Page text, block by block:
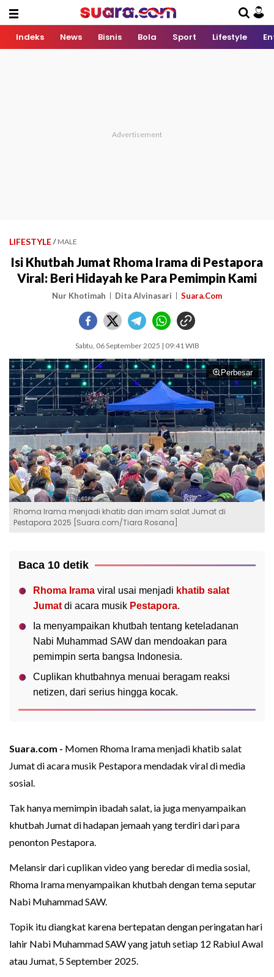
Indeks News Bisnis Bola Sport Lifestyle
LIFESTYLE / MALE
Isi Khutbah Jumat Rhoma Irama di Pestapora
Viral: Beri Hidayah ke Para Pemimpin Kami
Nur Khotimah Dita Alvinasari Suara.Com
Sabtu, 06 September 2025 | 09:41 WIB
Perbesar
Rhoma Irama menjadi khatib dan imam salat Jumat di
Pestapora 2025 [Suara.com/Tiara Rosana]
Baca 10 detik
Rhoma Irama viral usai menjadi khatib salat
Jumat di acara musik Pestapora.
Ia menyampaikan khutbah tentang keteladanan
Nabi Muhammad SAW dan mendoakan para
pemimpin serta bangsa Indonesia.
Cuplikan khutbahnya menuai beragam reaksi
netizen, dari serius hingga kocak.
Suara.com - Momen Rhoma Irama menjadi khatib salat
Jumat di acara musik Pestapora mendadak viral di media
sosial.
Tak hanya memimpin ibadah salat, ia juga menyampaikan
khutbah Jumat di hadapan jemaah yang terdiri dari para
penonton Pestapora.
Melansir dari cuplikan video yang beredar di media sosial,
Rhoma Irama menyampaikan khutbah dengan tema seputar
Nabi Muhammad SAW.
Topik itu diangkat karena bertepatan dengan peringatan hari
lahir Nabi Muhammad SAW yang jatuh setiap 12 Rabiul Awal
atau Jumat, 5 September 2025.